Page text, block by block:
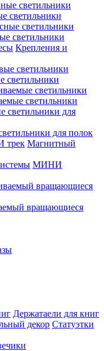
светильники
светильники
Крепления и
светильники
светильники
для полок
Магнитный
МИНИ
вращающиеся
Держатаели для книг
Статуэтки